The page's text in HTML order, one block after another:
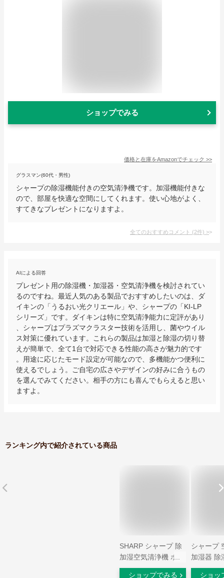
ショップでみる
価格と在庫をAmazonでチェック >>
グラスマン(60代・男性)
シャープの除湿機能付きの空気清浄機です。加湿機能付きな
ので、部屋を快適な空間にしてくれます。使い心地がよく、
すてきなプレゼントになりますよ。
全てのおすすめコメント (2件) >
AIによる回答
プレゼント用の除湿機・加湿器・空気清浄機を検討されてい
るのですね。最近人気のある製品でおすすめしたいのは、ダ
イキンの「うるおい光クリエール」や、シャープの「KI-LP
シリーズ」です。ダイキンは特に空気清浄能力に定評があり
、シャープはプラズマクラスター技術を活用し、菌やウイル
ス対策に優れています。これらの製品は加湿と除湿の切り替
えが簡単で、全て1台で対応できる性能の高さが魅力的です
。用途に応じたモード設定が可能なので、多機能かつ便利に
使えるでしょう。ご自宅の広さやデザインの好みに合うもの
を選んでみてください。相手の方にも喜んでもらえると思い
ますよ。
ランキング内で紹介されている商品
SHARP シャープ 除
加湿空気清浄機 ホワ
イト プラズマクラス
ショップでみる
シャープ
加湿器 除
乾燥 KI-
ショッ